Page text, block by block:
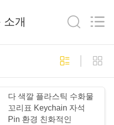
을 수여
소개
다 색깔 플라스틱 수화물
꼬리표 Keychain 자석
Pin 환경 친화적인